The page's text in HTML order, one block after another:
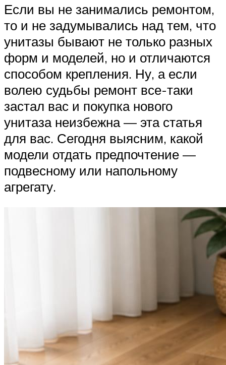
Если вы не занимались ремонтом,
то и не задумывались над тем, что
унитазы бывают не только разных
форм и моделей, но и отличаются
способом крепления. Ну, а если
волею судьбы ремонт все-таки
застал вас и покупка нового
унитаза неизбежна — эта статья
для вас. Сегодня выясним, какой
модели отдать предпочтение —
подвесному или напольному
агрегату.